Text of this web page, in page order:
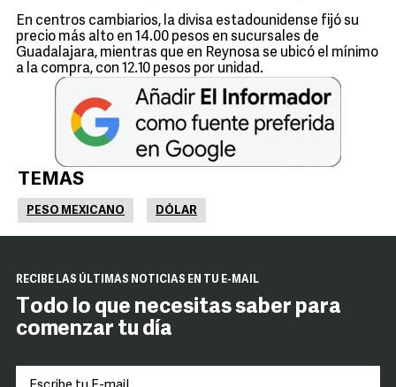
En centros cambiarios, la divisa estadounidense fijó su
precio más alto en 14.00 pesos en sucursales de
Guadalajara, mientras que en Reynosa se ubicó el mínimo
a la compra, con 12.10 pesos por unidad.
TEMAS
PESO MEXICANO DÓLAR
RECIBE LAS ÚLTIMAS NOTICIAS EN TU E-MAIL
Todo lo que necesitas saber para
comenzar tu día